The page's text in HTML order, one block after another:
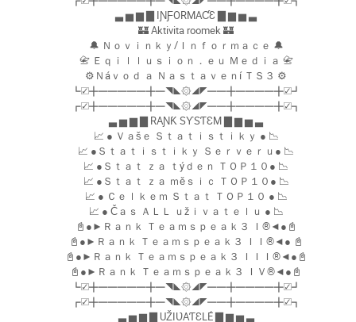
▃ ▅ ▆ ▇ IƝƑORMAƇƐ ▇ ▆ ▅ ▃
🏰 Aktivita roomek 🏰
🔔 Ｎｏｖｉｎｋｙ/Ｉｎｆｏｒｍａｃｅ 🔔
📇 Ｅｑｉｌｌｕｓｉｏｎ．ｅｕ Ｍｅｄｉａ 📇
⚙Ｎáｖｏｄ ａ Ｎａｓｔａｖｅｎí ＴＳ３ ⚙
┗☑╋━━━━━╋━◥◣۞◢◤━━╋━━━━╋☑┛
┏☑╋━━━━━╋━◥◣۞◢◤━━╋━━━━╋☑┓
▃ ▅ ▆ ▇ RAƝƘ SƳSƬƐM ▇ ▆ ▅ ▃
📈 ● Ｖａšｅ Ｓｔａｔｉｓｔｉｋｙ ● 📉
📈 ●Ｓｔａｔｉｓｔｉｋｙ Ｓｅｒｖｅｒｕ● 📉
📈 ●Ｓｔａｔ ｚａ ｔýｄｅｎ ＴＯＰ１０● 📉
📈 ●Ｓｔａｔ ｚａ ｍěｓｉｃ ＴＯＰ１０● 📉
📈 ● Ｃｅｌｋｅｍ Ｓｔａｔ ＴＯＰ１０ ● 📉
📈 ● Čａｓ ＡＬＬ ｕžｉｖａｔｅｌｕ ● 📉
📓●►Ｒａｎｋ Ｔｅａｍｓｐｅａｋ３ Ｉ®◄●📓
📓●►Ｒａｎｋ Ｔｅａｍｓｐｅａｋ３ ＩＩ®◄● 📓
📓●►Ｒａｎｋ Ｔｅａｍｓｐｅａｋ３ ＩＩＩ®◄●📓
📓●►Ｒａｎｋ Ｔｅａｍｓｐｅａｋ３ ＩＶ®◄●📓
┗☑╋━━━━━╋━◥◣۞◢◤━━╋━━━━╋☑┛
┏☑╋━━━━━╋━◥◣۞◢◤━━╋━━━━╋☑┓
▃ ▅ ▆ ▇ UŽIƲAƬƐLÉ ▇ ▆ ▅ ▃